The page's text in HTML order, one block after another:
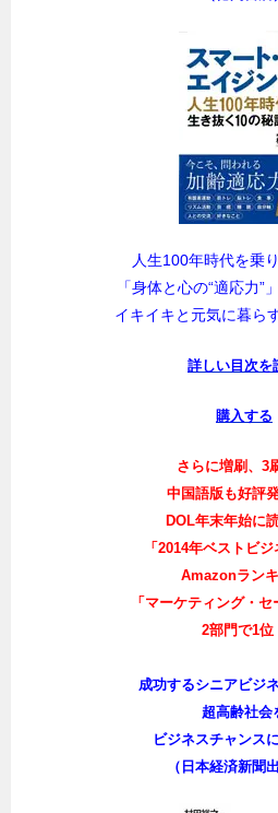
人生100年時代を乗
「身体と心の“適応力”
イキイキと元気に暮ら
詳しい目次を
購入する
さらに増刷、3
中国語版も好評
DOL年末年始に
「2014年ベストビジ
Amazonラン
「マーケティング・
2部門で1位
成功するシニアビジ
超高齢社会
ビジネスチャンス
（日本経済新聞